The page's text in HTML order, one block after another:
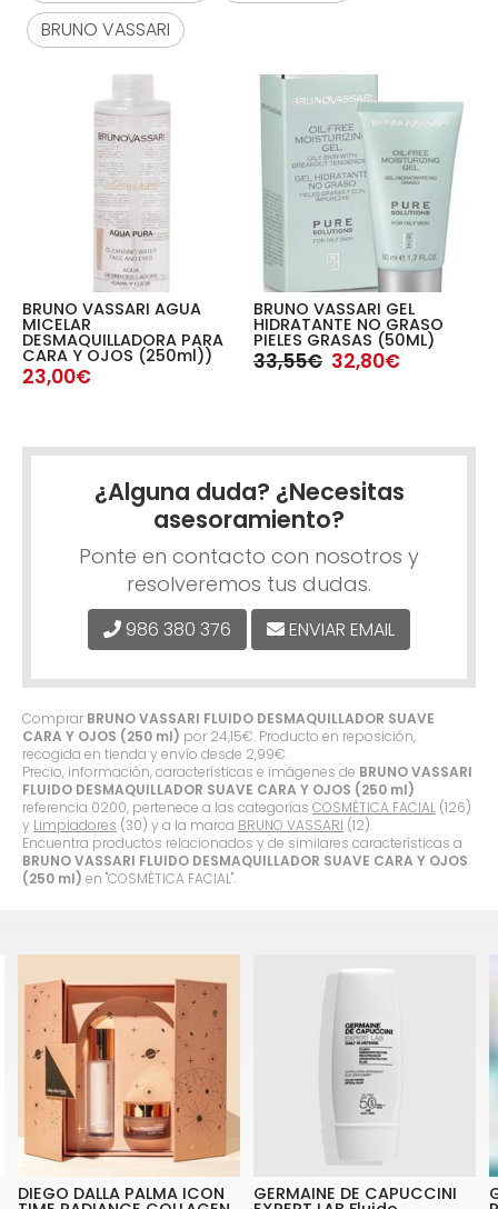
Comprar BRUNO VASSARI FLUIDO DESMAQUILLADOR SUAVE
CARA Y OJOS (250 ml) por 24,15€. Producto en reposición,
recogida en tienda y envío desde 2,99€.
Precio, información, características e imágenes de BRUNO VASSARI
FLUIDO DESMAQUILLADOR SUAVE CARA Y OJOS (250 ml)
referencia 0200, pertenece a las categorías COSMÈTICA FACIAL (126)
y Limpiadores (30) y a la marca BRUNO VASSARI (12).
Encuentra productos relacionados y de similares características a
BRUNO VASSARI FLUIDO DESMAQUILLADOR SUAVE CARA Y OJOS
(250 ml) en "COSMÈTICA FACIAL".
BRUNO VASSARI
BRUNO VASSARI AGUA
MICELAR
DESMAQUILLADORA PARA
CARA Y OJOS (250ml))
23,00€
BRUNO VASSARI GEL
HIDRATANTE NO GRASO
PIELES GRASAS (50ML)
33,55€ 32,80€
¿Alguna duda? ¿Necesitas
asesoramiento?
Ponte en contacto con nosotros y
resolveremos tus dudas.
986 380 376 ENVIAR EMAIL
DIEGO DALLA PALMA ICON GERMAINE DE CAPUCCINI